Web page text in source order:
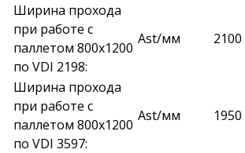
Ширина прохода
при работе с
паллетом 800х1200
по VDI 2198:
Ast/мм 2100
Ширина прохода
при работе с
паллетом 800х1200
по VDI 3597:
Ast/мм 1950